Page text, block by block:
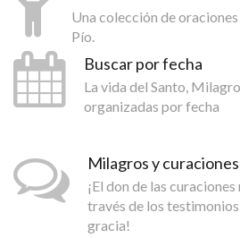
Una colección de
Pío.
Buscar por fecha
La vida del Santo,
organizadas por fecha
Milagros y curaciones
¡El don de las
través de los
gracia!